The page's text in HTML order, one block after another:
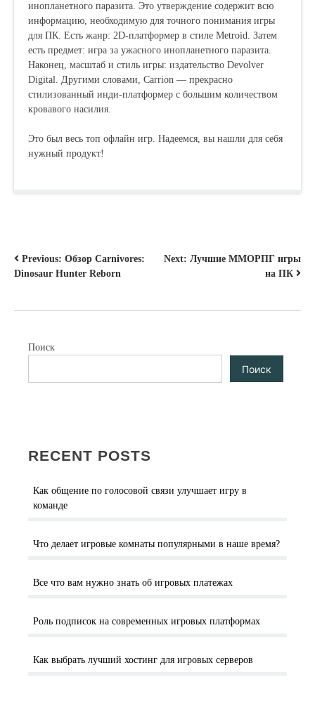
инопланетного паразита. Это утверждение содержит всю
информацию, необходимую для точного понимания игры
для ПК. Есть жанр: 2D-платформер в стиле Metroid. Затем
есть предмет: игра за ужасного инопланетного паразита.
Наконец, масштаб и стиль игры: издательство Devolver
Digital. Другими словами, Carrion — прекрасно
стилизованный инди-платформер с большим количеством
кровавого насилия.
Это был весь топ офлайн игр. Надеемся, вы нашли для себя
нужный продукт!
НАВИГАЦИЯ
Previous: Обзор Carnivores:
Dinosaur Hunter Reborn
Next: Лучшие ММОРПГ игры
на ПК
Поиск
Поиск
RECENT POSTS
Как общение по голосовой связи улучшает игру в
команде
Что делает игровые комнаты популярными в наше время?
Все что вам нужно знать об игровых платежах
Роль подписок на современных игровых платформах
Как выбрать лучший хостинг для игровых серверов